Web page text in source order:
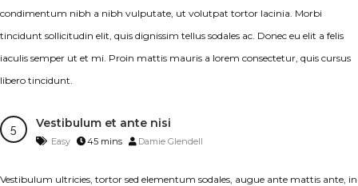
condimentum nibh a nibh vulputate, ut volutpat tortor lacinia. Morbi
tincidunt sollicitudin elit, quis dignissim tellus sodales ac. Donec eu elit a felis
iaculis semper ut et mi. Proin mattis mauris a lorem consectetur, quis cursus
libero tincidunt.
Vestibulum et ante nisi
Easy 45 mins Damie Glendell
Vestibulum ultricies, tortor sed elementum sodales, augue ante mattis ante, in